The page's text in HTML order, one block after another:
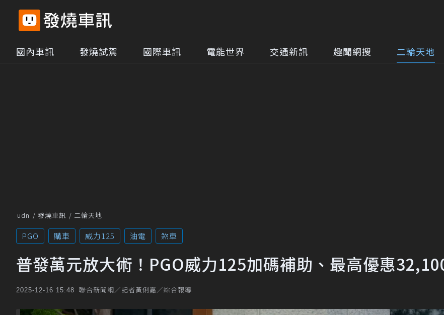
國內車訊 發燒試駕 國際車訊 電能世界 交通新訊 趣聞網搜 二輪天地
udn 發燒車訊 二輪天地
PGO 購車 威力125 油電 煞車
普發萬元放大術！PGO威力125加碼補助、最高優惠
2025-12-16 15:48 聯合新聞網／記者黃俐嘉／綜合報導